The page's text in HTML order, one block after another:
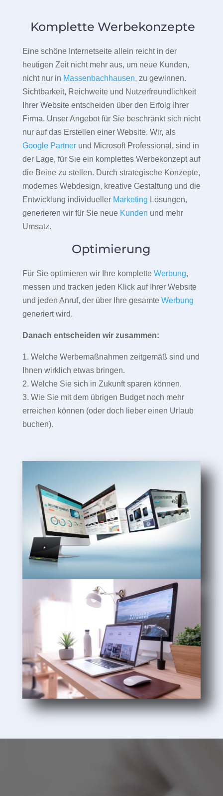
Komplette Werbekonzepte
Eine schöne Internetseite allein reicht in der
heutigen Zeit nicht mehr aus, um neue Kunden,
nicht nur in Massenbachhausen, zu gewinnen.
Sichtbarkeit, Reichweite und Nutzerfreundlichkeit
Ihrer Website entscheiden über den Erfolg Ihrer
Firma. Unser Angebot für Sie beschränkt sich nicht
nur auf das Erstellen einer Website. Wir, als
Google Partnerund Microsoft Professional, sind in
der Lage, für Sie ein komplettes Werbekonzept auf
die Beine zu stellen. Durch strategische Konzepte,
modernes Webdesign, kreative Gestaltung und die
Entwicklung individueller Marketing Lösungen,
generieren wir für Sie neue Kunden und mehr
Umsatz.
Optimierung
Für Sie optimieren wir Ihre komplette Werbung,
messen und tracken jeden Klick auf Ihrer Website
und jeden Anruf, der über Ihre gesamte Werbung
generiert wird.
Danach entscheiden wir zusammen:
1. Welche Werbemaßnahmen zeitgemäß sind und
Ihnen wirklich etwas bringen.
2. Welche Sie sich in Zukunft sparen können.
3. Wie Sie mit dem übrigen Budget noch mehr
erreichen können (oder doch lieber einen Urlaub
buchen).